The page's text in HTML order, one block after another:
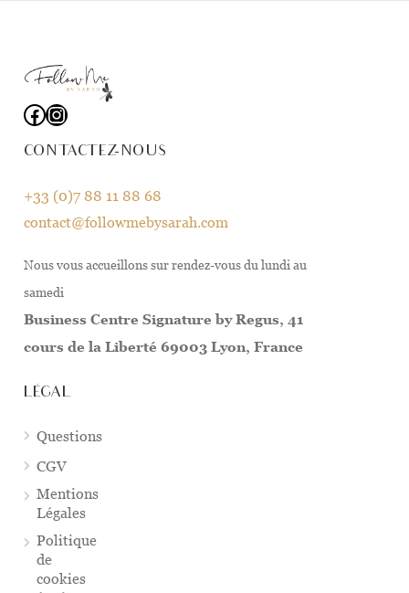
Facebook
Instagram
CONTACTEZ-NOUS
+33 (0)7 88 11 88 68
contact@followmebysarah.com
Nous vous accueillons sur rendez-vous du lundi au
samedi
Business Centre Signature by Regus, 41
cours de la Liberté 69003 Lyon, France
LÉGAL
Questions
CGV
Mentions
Légales
Politique
de
cookies